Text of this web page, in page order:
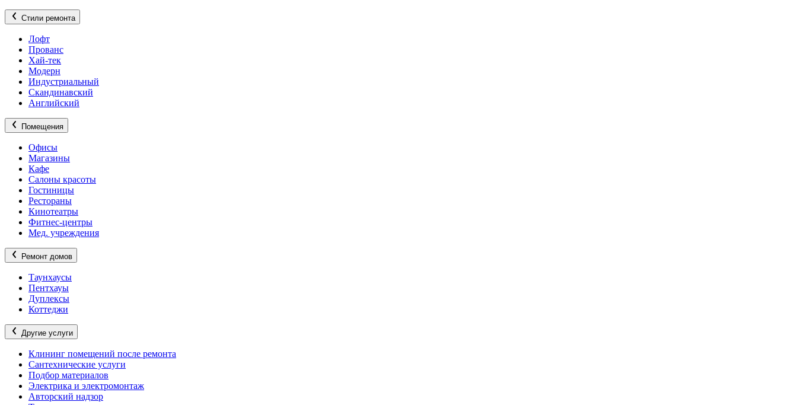
Стили ремонта
Лофт
Прованс
Хай-тек
Модерн
Индустриальный
Скандинавский
Английский
Помещения
Офисы
Магазины
Кафе
Салоны красоты
Гостиницы
Рестораны
Кинотеатры
Фитнес-центры
Мед. учреждения
Ремонт домов
Таунхаусы
Пентхауы
Дуплексы
Коттеджи
Другие услуги
Клининг помещений после ремонта
Сантехнические услуги
Подбор материалов
Электрика и электромонтаж
Авторский надзор